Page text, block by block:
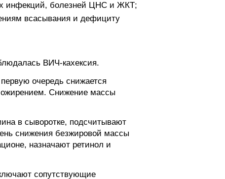
инфекций, болезней ЦНС и ЖКТ;
всасывания и дефициту
ВИЧ-кахексия.
очередь снижается
ожирением. Снижение массы
в сыворотке, подсчитывают
снижения безжировой массы
назначают ретинол и
сопутствующие